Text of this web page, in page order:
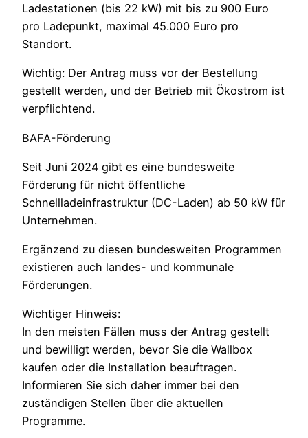
Ladestationen (bis 22 kW) mit bis zu 900 Euro
pro Ladepunkt, maximal 45.000 Euro pro
Standort.
Wichtig: Der Antrag muss vor der Bestellung
gestellt werden, und der Betrieb mit Ökostrom ist
verpflichtend.
BAFA-Förderung
Seit Juni 2024 gibt es eine bundesweite
Förderung für nicht öffentliche
Schnellladeinfrastruktur (DC-Laden) ab 50 kW für
Unternehmen.
Ergänzend zu diesen bundesweiten Programmen
existieren auch landes- und kommunale
Förderungen.
Wichtiger Hinweis:
In den meisten Fällen muss der Antrag gestellt
und bewilligt werden, bevor Sie die Wallbox
kaufen oder die Installation beauftragen.
Informieren Sie sich daher immer bei den
zuständigen Stellen über die aktuellen
Programme.